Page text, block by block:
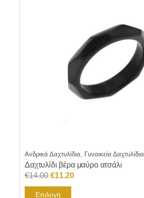
Ανδρικά Δαχτυλίδια, Γυναικεία Δαχτυλίδια
Δαχτυλίδι βέρα μαύρο ατσάλι
€14.00 Original
price
€11.20Η
Επιλογή